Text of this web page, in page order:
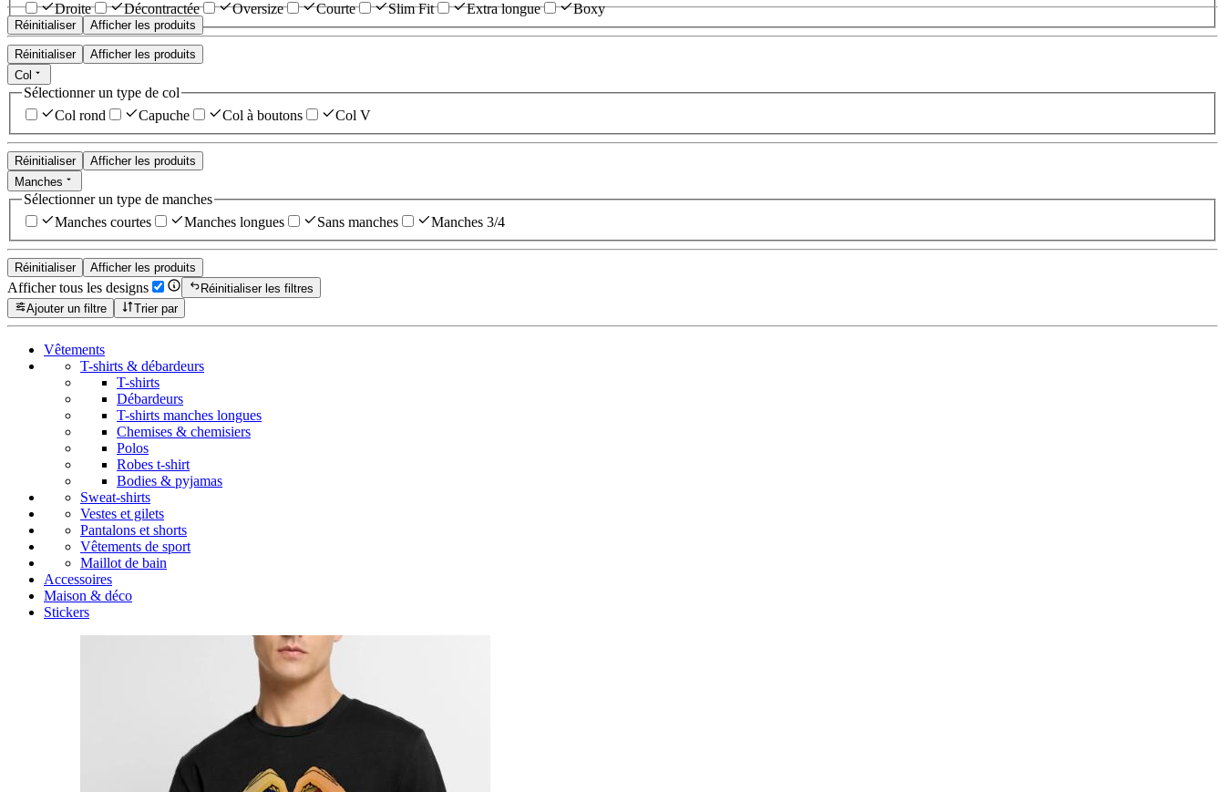
Réinitialiser Afficher les produits
Droite
Décontractée Oversize Courte Slim Fit Extra longue Boxy
Réinitialiser
Afficher les produits
Col
Sélectionner un type de col
Col rond
Capuche Col à boutons Col V
Réinitialiser
Afficher les produits
Manches
Sélectionner un type de manches
Manches courtes
Manches longues Sans manches Manches 3/4
Réinitialiser Afficher les produits
Afficher tous les designs
Réinitialiser les filtres
Ajouter un filtre
Trier par
Vêtements
T-shirts & débardeurs
T-shirts
Débardeurs
T-shirts manches longues
Chemises & chemisiers
Polos
Robes t-shirt
Bodies & pyjamas
Sweat-shirts
Vestes et gilets
Pantalons et shorts
Vêtements de sport
Maillot de bain
Accessoires
Maison & déco
Stickers